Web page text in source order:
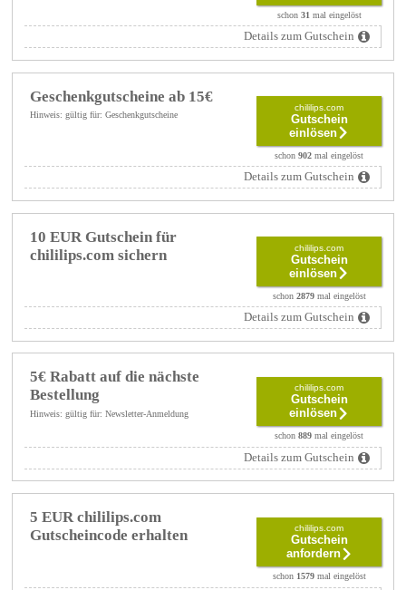
schon 31 mal eingelöst
Details zum Gutschein
Geschenkgutscheine ab 15€
Hinweis: gültig für: Geschenkgutscheine
chililips.com
Gutschein
einlösen
schon902 mal eingelöst
Details zum Gutschein
10 EUR Gutschein für
chililips.com sichern
chililips.com
Gutschein
einlösen
schon 2879mal eingelöst
Details zum Gutschein
5€ Rabatt auf die nächste
Bestellung
Hinweis: gültig für: Newsletter-Anmeldung
chililips.com
Gutschein
einlösen
schon889 mal eingelöst
Details zum Gutschein
5 EUR chililips.com
Gutscheincode erhalten
chililips.com
Gutschein
anfordern
schon 1579mal eingelöst